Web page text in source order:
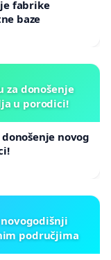
fabrike
baze
za donošenje
u porodici!
novog
područjima